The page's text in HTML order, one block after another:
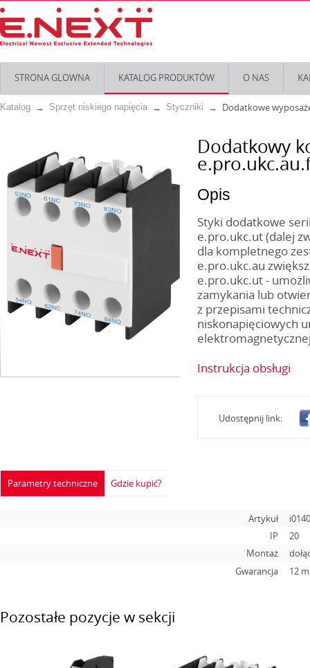
STRONA GLOWNA KATALOG PRODUKTÓW O NAS
Katalog Sprzęt niskiego napięcia Styczniki Dodatkowe
Dodatkowy
Opis
Styki dodatkowe
e.pro.ukc.ut (dalej
dla kompletnego
e.pro.ukc.au
e.pro.ukc.ut -
zamykania lub
z przepisami
niskonapięciowych
Instrukcja obsługi
Udostępnij link:
Parametry techniczne
Artykuł
IP
20
Montaż
Gwarancja
12
Gdzie kupić?
Pozostałe pozycje w sekcji